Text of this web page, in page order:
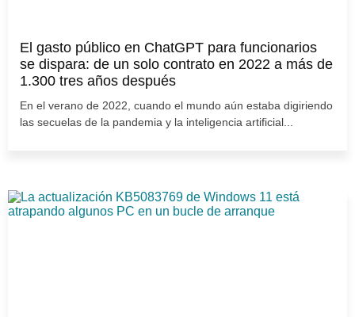
El gasto público en ChatGPT para funcionarios
se dispara: de un solo contrato en 2022 a más de
1.300 tres años después
En el verano de 2022, cuando el mundo aún estaba digiriendo
las secuelas de la pandemia y la inteligencia artificial...